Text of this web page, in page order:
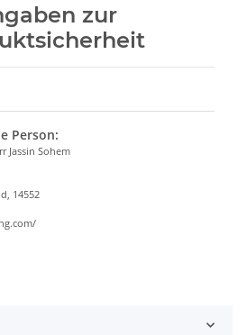
zur
Person:
Jassin Sohem
14552